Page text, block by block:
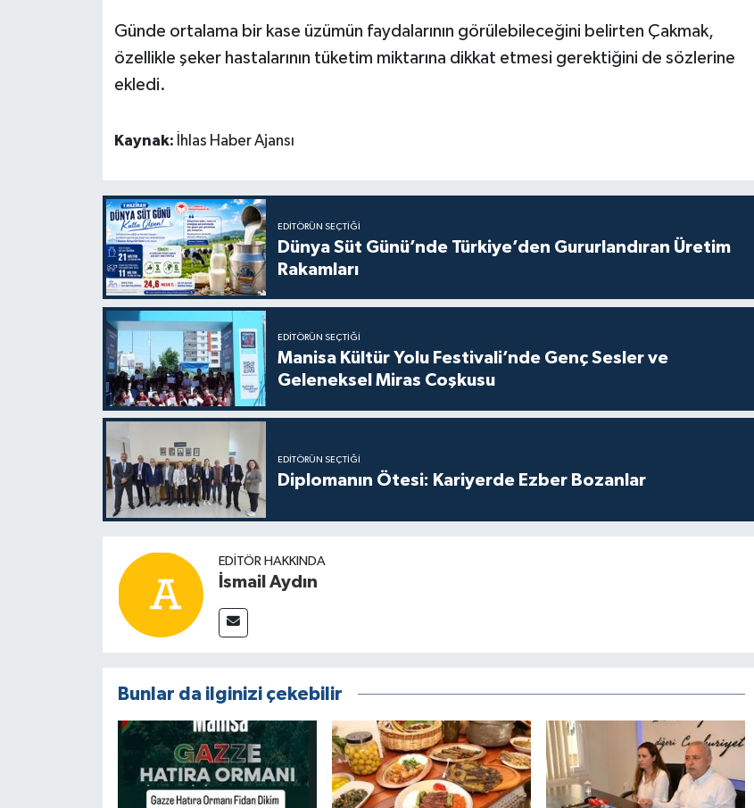
Günde ortalama bir kase üzümün faydalarının görülebileceğini belirten Çakmak,
özellikle şeker hastalarının tüketim miktarına dikkat etmesi gerektiğini de sözlerine
ekledi.
Kaynak: İhlas Haber Ajansı
EDITÖRÜN SEÇTIĞI
Dünya Süt Günü’nde Türkiye’den Gururlandıran Üretim
Rakamları
EDITÖRÜN SEÇTIĞI
Manisa Kültür Yolu Festivali’nde Genç Sesler ve
Geleneksel Miras Coşkusu
EDITÖRÜN SEÇTIĞI
Diplomanın Ötesi: Kariyerde Ezber Bozanlar
EDITÖR HAKKINDA
İsmail Aydın
Bunlar da ilginizi çekebilir